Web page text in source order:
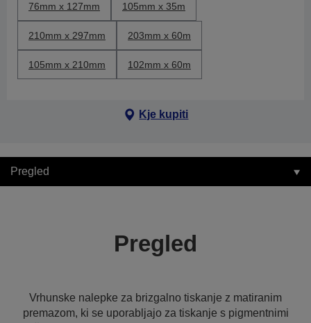
76mm x 127mm 105mm x 35m
210mm x 297mm 203mm x 60m
105mm x 210mm 102mm x 60m
Kje kupiti
Pregled
Pregled
Vrhunske nalepke za brizgalno tiskanje z matiranim
premazom, ki se uporabljajo za tiskanje s pigmentnimi